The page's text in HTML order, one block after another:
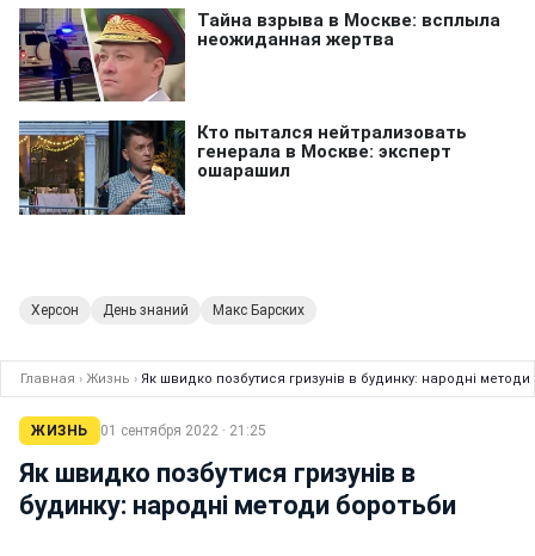
Херсон День знаний Макс Барских
Главная › Жизнь › Як швидко позбутися гризунів в будинку: народні
ЖИЗНЬ 01 сентября 2022 · 21:25
Як швидко позбутися гризунів в
будинку: народні методи боротьби